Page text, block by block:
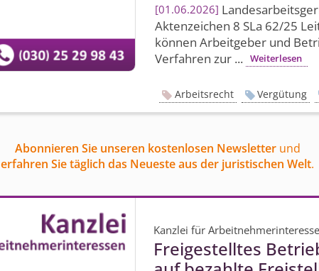
01.06.2026
Aktenzeichen 8 SLa 62/25
können Arbeitgeber und
Verfahren zur ... Weiterlesen
Arbeitsrecht Vergütung
Abonnieren Sie unseren kostenlosen Newsletterund
erfahren Sie täglich das Neueste aus der juristischen Welt.
Kanzlei für
Freigestelltes